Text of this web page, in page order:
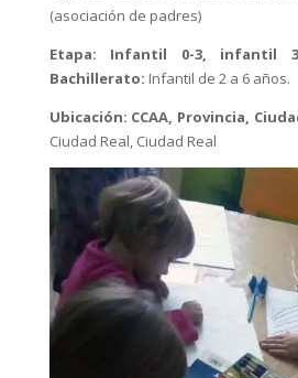
(asociación de padres)
Etapa: Infantil 0-3, infantil
Bachillerato: Infantil de 2 a 6 años.
Ubicación: CCAA, Provincia,
Ciudad Real, Ciudad Real